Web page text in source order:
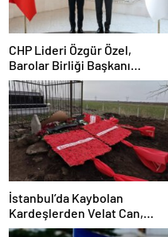
CHP Lideri Özgür Özel,
Barolar Birliği Başkanı
Sağkan’a ziyarette bulundu
İstanbul’da Kaybolan
Kardeşlerden Velat Can,
Diyarbakır’da Toprağa Verildi